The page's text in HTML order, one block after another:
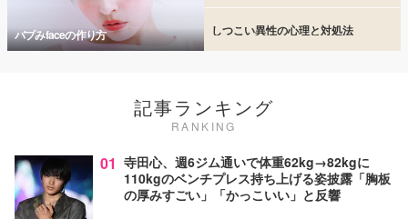
バブみfaceの作り方 しつこい異性の心理と対処法
記事ランキング
RANKING
01 寺田心、週6ジム通いで体重62kg→82kgに
110kgのベンチプレス持ち上げる姿披露「胸板
の厚みすごい」「かっこいい」と反響